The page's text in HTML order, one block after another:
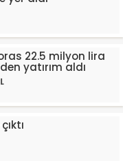
22.5 milyon lira
yatırım aldı